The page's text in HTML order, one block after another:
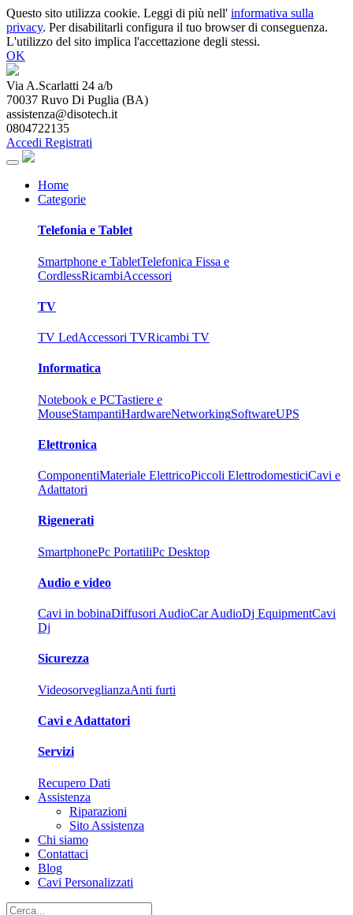
Questo sito utilizza cookie. Leggi di più nell' informativa sulla
privacy. Per disabilitarli configura il tuo browser di conseguenza.
L'utilizzo del sito implica l'accettazione degli stessi.
OK
Via A.Scarlatti 24 a/b
70037 Ruvo Di Puglia (BA)
assistenza@disotech.it
0804722135
Accedi Registrati
Home
Categorie
Telefonia e Tablet
Smartphone e TabletTelefonica Fissa e
CordlessRicambiAccessori
TV
TV LedAccessori TVRicambi TV
Informatica
Notebook e PCTastiere e
MouseStampantiHardwareNetworkingSoftwareUPS
Elettronica
ComponentiMateriale ElettricoPiccoli ElettrodomesticiCavi e
Adattatori
Rigenerati
SmartphonePc PortatiliPc Desktop
Audio e video
Cavi in bobinaDiffusori AudioCar AudioDj EquipmentCavi
Dj
Sicurezza
VideosorveglianzaAnti furti
Cavi e Adattatori
Servizi
Recupero Dati
Assistenza
Riparazioni
Sito Assistenza
Chi siamo
Contattaci
Blog
Cavi Personalizzati